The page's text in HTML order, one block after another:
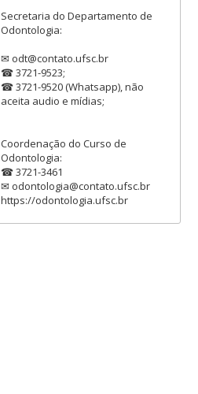
Secretaria do Departamento de
Odontologia:
✉ odt@contato.ufsc.br
☎ 3721-9523;
☎ 3721-9520 (Whatsapp), não
aceita audio e mídias;
Coordenação do Curso de
Odontologia:
☎ 3721-3461
✉ odontologia@contato.ufsc.br
https://odontologia.ufsc.br